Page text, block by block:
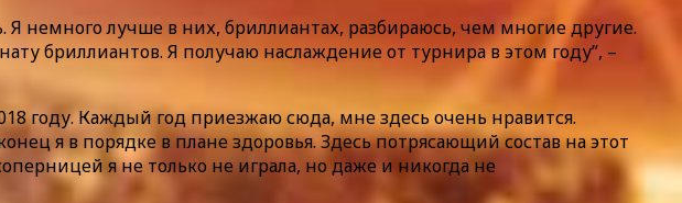
немного лучше в них, бриллиантах, разбираюсь, чем многие другие.
бриллиантов. Я получаю наслаждение от турнира в этом году”, –
году. Каждый год приезжаю сюда, мне здесь очень нравится.
я в порядке в плане здоровья. Здесь потрясающий состав на этот
я не только не играла, но даже и никогда не